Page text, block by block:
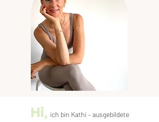
Hi, ich bin Kathi – ausgebildete